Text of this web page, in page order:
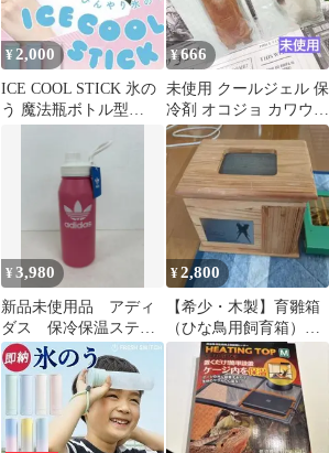
¥2,000
ICE COOL STICK 氷の
う 魔法瓶ボトル型
¥666
未使用 クールジェル 保
冷剤 オコジョ カワウソ
お弁当 アイシング
¥3,980
新品未使用品 アディ
ダス 保冷保温ステン
レスボトル 水筒 擦れ
あり ピンク
¥2,800
【希少・木製】育雛箱
（ひな鳥用飼育箱）
Famous 手乗り鳥の家
保温箱